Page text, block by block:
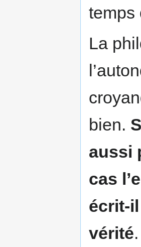
temps
La
bien.
aussi
cas
écrit-
vérité.